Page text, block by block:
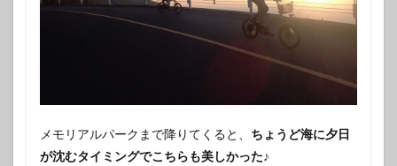
メモリアルパークまで降りてくると、 ちょうど海に夕日
が沈むタイミングでこちらも美しかった♪